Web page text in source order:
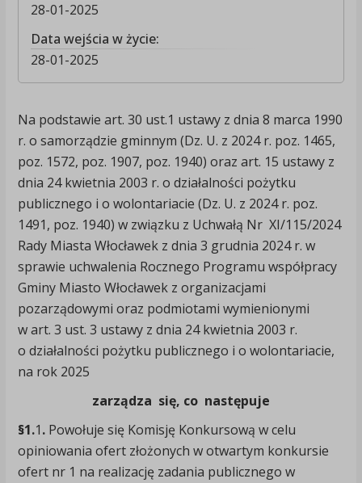
28-01-2025
Data wejścia w życie:
28-01-2025
Na podstawie art. 30 ust.1 ustawy z dnia 8 marca 1990
r. o samorządzie gminnym (Dz. U. z 2024 r. poz. 1465,
poz. 1572, poz. 1907, poz. 1940) oraz art. 15 ustawy z
dnia 24 kwietnia 2003 r. o działalności pożytku
publicznego i o wolontariacie (Dz. U. z 2024 r. poz.
1491, poz. 1940) w związku z Uchwałą Nr XI/115/2024
Rady Miasta Włocławek z dnia 3 grudnia 2024 r. w
sprawie uchwalenia Rocznego Programu współpracy
Gminy Miasto Włocławek z organizacjami
pozarządowymi oraz podmiotami wymienionymi
w art. 3 ust. 3 ustawy z dnia 24 kwietnia 2003 r.
o działalności pożytku publicznego i o wolontariacie,
na rok 2025
zarządza się, co następuje
§1.1. Powołuje się Komisję Konkursową w celu
opiniowania ofert złożonych w otwartym konkursie
ofert nr 1 na realizację zadania publicznego w